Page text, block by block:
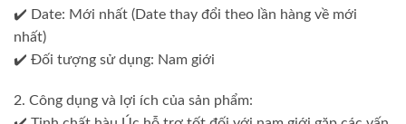
✔️ Date: Mới nhất (Date thay đổi theo lần hàng về mới
nhất)
✔️ Đối tượng sử dụng: Nam giới
2. Công dụng và lợi ích của sản phẩm: